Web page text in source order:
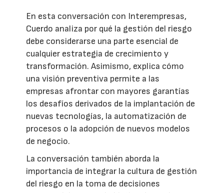
En esta conversación con Interempresas,
Cuerdo analiza por qué la gestión del riesgo
debe considerarse una parte esencial de
cualquier estrategia de crecimiento y
transformación. Asimismo, explica cómo
una visión preventiva permite a las
empresas afrontar con mayores garantías
los desafíos derivados de la implantación de
nuevas tecnologías, la automatización de
procesos o la adopción de nuevos modelos
de negocio.
La conversación también aborda la
importancia de integrar la cultura de gestión
del riesgo en la toma de decisiones